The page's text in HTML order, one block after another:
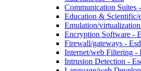
Communication Suites
Education & Scientific/
Emulation/
Encryption Software -
Firewall/gateways - Esd
Internet/web Filtering -
Intrusion Detection -